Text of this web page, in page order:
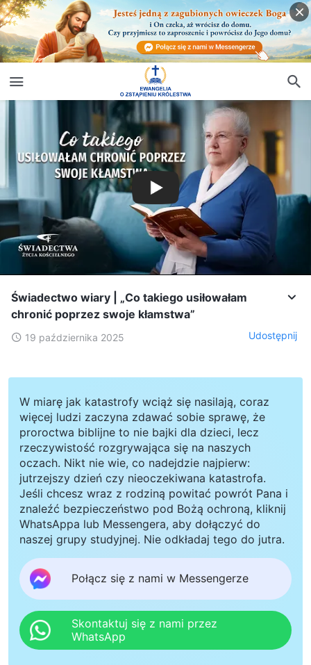
Świadectwo wiary | „Co takiego usiłowałam
chronić poprzez swoje kłamstwa”
19 października 2025 Udostępnij
W miarę jak katastrofy wciąż się nasilają, coraz
więcej ludzi zaczyna zdawać sobie sprawę, że
proroctwa biblijne to nie bajki dla dzieci, lecz
rzeczywistość rozgrywająca się na naszych
oczach. Nikt nie wie, co nadejdzie najpierw:
jutrzejszy dzień czy nieoczekiwana katastrofa.
Jeśli chcesz wraz z rodziną powitać powrót Pana i
znaleźć bezpieczeństwo pod Bożą ochroną, kliknij
WhatsAppa lub Messengera, aby dołączyć do
naszej grupy studyjnej. Nie odkładaj tego do jutra.
Połącz się z nami w Messengerze
Skontaktuj się z nami przez
WhatsApp